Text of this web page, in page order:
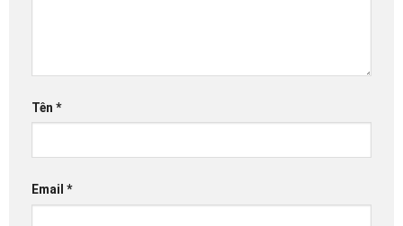
Tên *
Email *